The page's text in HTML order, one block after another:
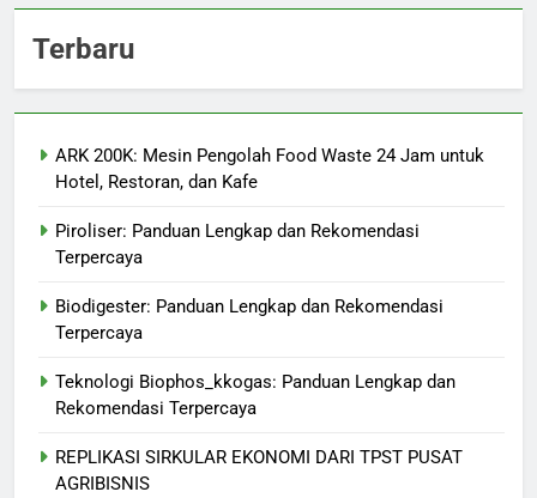
Terbaru
ARK 200K: Mesin Pengolah Food Waste 24 Jam untuk
Hotel, Restoran, dan Kafe
Piroliser: Panduan Lengkap dan Rekomendasi
Terpercaya
Biodigester: Panduan Lengkap dan Rekomendasi
Terpercaya
Teknologi Biophos_kkogas: Panduan Lengkap dan
Rekomendasi Terpercaya
REPLIKASI SIRKULAR EKONOMI DARI TPST PUSAT
AGRIBISNIS